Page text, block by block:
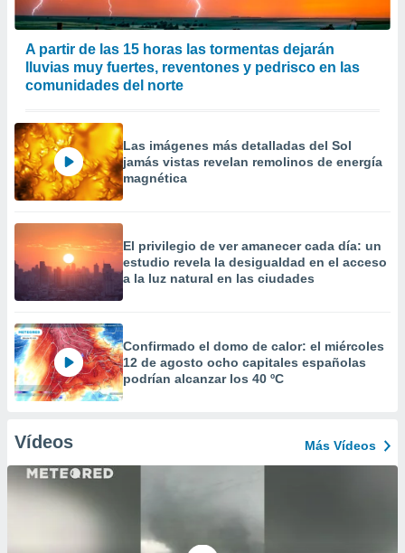
A partir de las 15 horas las tormentas dejarán
lluvias muy fuertes, reventones y pedrisco en las
comunidades del norte
Las imágenes más detalladas del Sol
jamás vistas revelan remolinos de energía
magnética
El privilegio de ver amanecer cada día: un
estudio revela la desigualdad en el acceso
a la luz natural en las ciudades
Confirmado el domo de calor: el miércoles
12 de agosto ocho capitales españolas
podrían alcanzar los 40 ºC
Vídeos Más Vídeos